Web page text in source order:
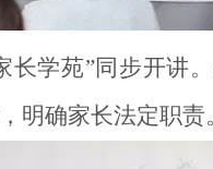
学苑”同步开讲
明确家长法定职责